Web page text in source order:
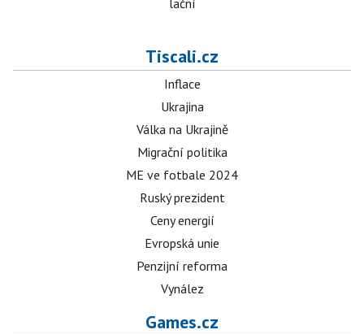
lační
Tiscali.cz
Inflace
Ukrajina
Válka na Ukrajině
Migrační politika
ME ve fotbale 2024
Ruský prezident
Ceny energií
Evropská unie
Penzijní reforma
Vynález
Games.cz